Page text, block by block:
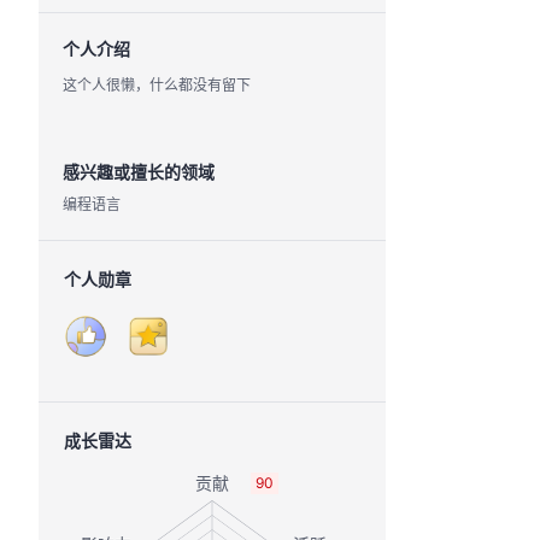
个人介绍
这个人很懒，什么都没有留下
感兴趣或擅长的领域
编程语言
个人勋章
成长雷达
90